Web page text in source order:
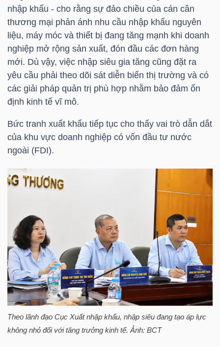
nhập khẩu - cho rằng sự đảo chiều của cán cân
thương mại phản ánh nhu cầu nhập khẩu nguyên
liệu, máy móc và thiết bị đang tăng mạnh khi doanh
nghiệp mở rộng sản xuất, đón đầu các đơn hàng
mới. Dù vậy, việc nhập siêu gia tăng cũng đặt ra
yêu cầu phải theo dõi sát diễn biến thị trường và có
các giải pháp quản trị phù hợp nhằm bảo đảm ổn
định kinh tế vĩ mô.
Bức tranh xuất khẩu tiếp tục cho thấy vai trò dẫn dắt
của khu vực doanh nghiệp có vốn đầu tư nước
ngoài (FDI).
Theo lãnh đạo Cục Xuất nhập khẩu, nhập siêu đang tạo áp lực
không nhỏ đối với tăng trưởng kinh tế. Ảnh: BCT
CÁ
PHÂN
TÍCH
VIETSTOCKFINANCE
VĨ
DOANH
NGHIỆP
CỔ
PHIẾU